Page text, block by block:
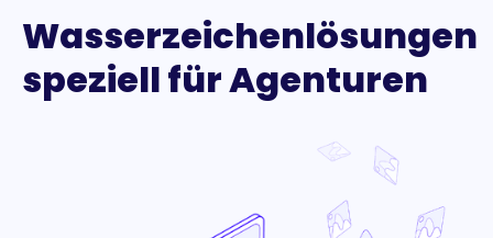
Wasserzeichenlösungen
speziell für Agenturen